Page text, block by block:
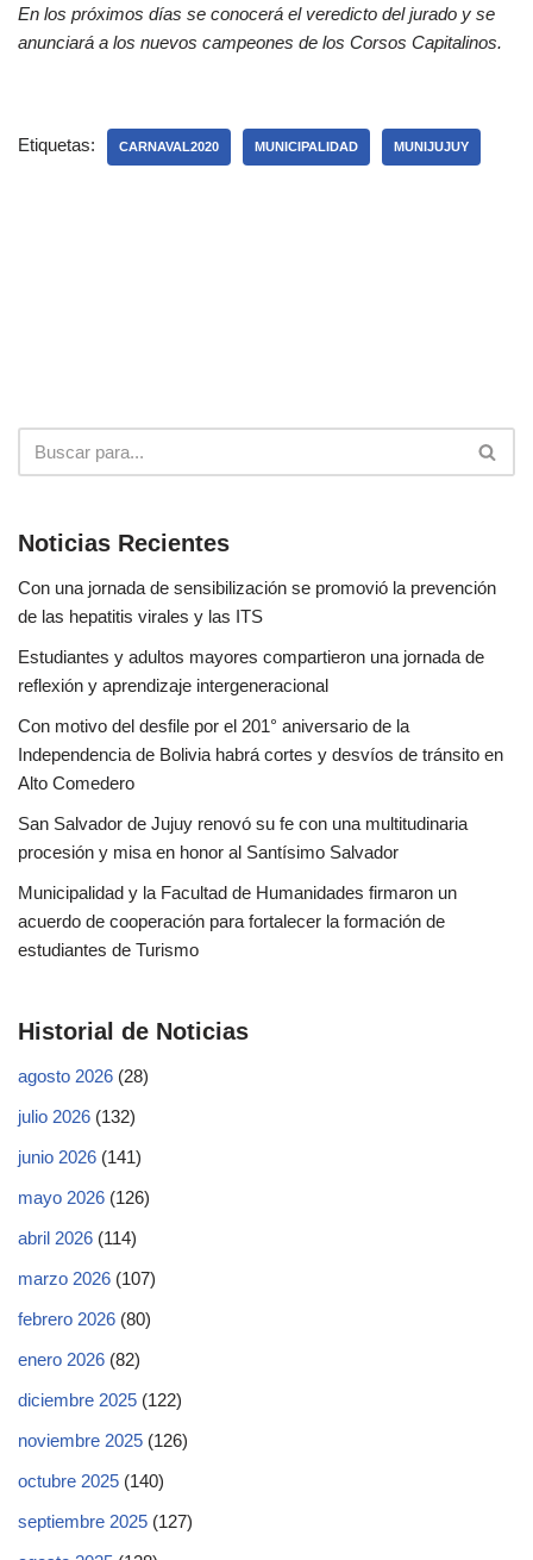
En los próximos días se conocerá el veredicto del jurado y se
anunciará a los nuevos campeones de los Corsos Capitalinos.
Etiquetas: CARNAVAL2020 MUNICIPALIDAD MUNIJUJUY
Noticias Recientes
Con una jornada de sensibilización se promovió la prevención
de las hepatitis virales y las ITS
Estudiantes y adultos mayores compartieron una jornada de
reflexión y aprendizaje intergeneracional
Con motivo del desfile por el 201° aniversario de la
Independencia de Bolivia habrá cortes y desvíos de tránsito en
Alto Comedero
San Salvador de Jujuy renovó su fe con una multitudinaria
procesión y misa en honor al Santísimo Salvador
Municipalidad y la Facultad de Humanidades firmaron un
acuerdo de cooperación para fortalecer la formación de
estudiantes de Turismo
Historial de Noticias
agosto 2026 (28)
julio 2026 (132)
junio 2026 (141)
mayo 2026 (126)
abril 2026 (114)
marzo 2026 (107)
febrero 2026 (80)
enero 2026 (82)
diciembre 2025 (122)
noviembre 2025 (126)
octubre 2025 (140)
septiembre 2025 (127)